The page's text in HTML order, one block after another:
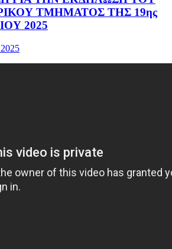
ΤΜΗΜΑΤΟΣ ΤΗΣ 19ης
2025